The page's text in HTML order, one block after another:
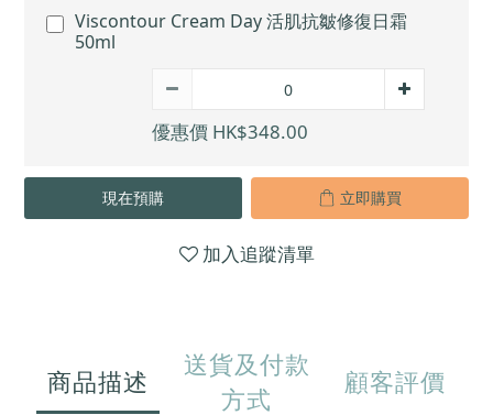
Viscontour Cream Day 活肌抗皺修復日霜
50ml
優惠價 HK$348.00
現在預購 立即購買
加入追蹤清單
商品描述
送貨及付款
方式
顧客評價